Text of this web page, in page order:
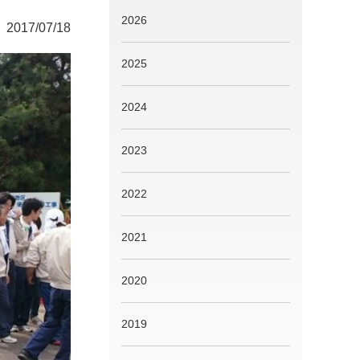
2017/07/18
2026
2025
2024
2023
2022
2021
2020
2019